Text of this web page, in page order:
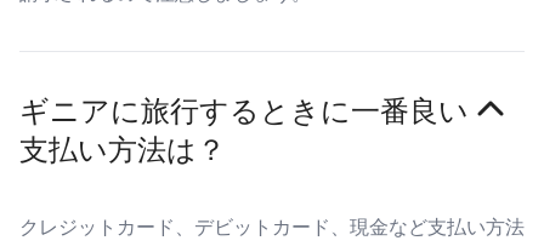
ギニアに旅行するときに一番良い
支払い方法は？
クレジットカード、デビットカード、現金など支払い方法